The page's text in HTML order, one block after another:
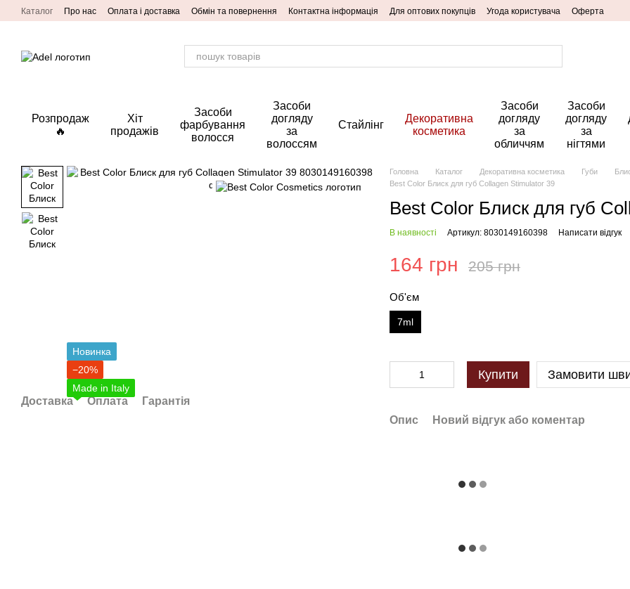
Перейти до основного контенту
Каталог Про нас Оплата і доставка Обмін та повернення Контактна інформація Для оптових покупців Угода користувача Оферта
Розпродаж
🔥
Хіт
продажів
Засоби
фарбування
волосся
Засоби
догляду
за
волоссям
Стайлінг
Декоративна
косметика
Засоби
догляду
за
обличчям
Засоби
догляду
за
нігтями
Новинка
−20%
Made in Italy
Доставка Оплата Гарантія
Головна Каталог Декоративна косметика Губи
Best Color Блиск для губ Collagen Stimulator 39
Best Color Блиск для губ
В наявності Артикул: 8030149160398 Написати відгук
164 грн 205 грн
Об'єм
7ml
Купити Замовити
Опис Новий відгук або коментар